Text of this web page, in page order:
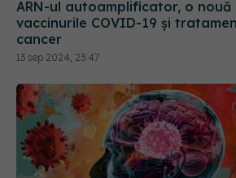
13 sep 2024, 23:47